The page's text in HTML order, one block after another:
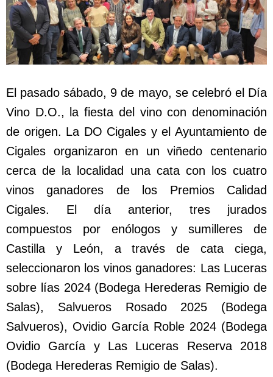
El pasado sábado, 9 de mayo, se celebró el Día
Vino D.O., la fiesta del vino con denominación
de origen. La DO Cigales y el Ayuntamiento de
Cigales organizaron en un viñedo centenario
cerca de la localidad una cata con los cuatro
vinos ganadores de los Premios Calidad
Cigales. El día anterior, tres jurados
compuestos por enólogos y sumilleres de
Castilla y León, a través de cata ciega,
seleccionaron los vinos ganadores: Las Luceras
sobre lías 2024 (Bodega Herederas Remigio de
Salas), Salvueros Rosado 2025 (Bodega
Salvueros), Ovidio García Roble 2024 (Bodega
Ovidio García y Las Luceras Reserva 2018
(Bodega Herederas Remigio de Salas).